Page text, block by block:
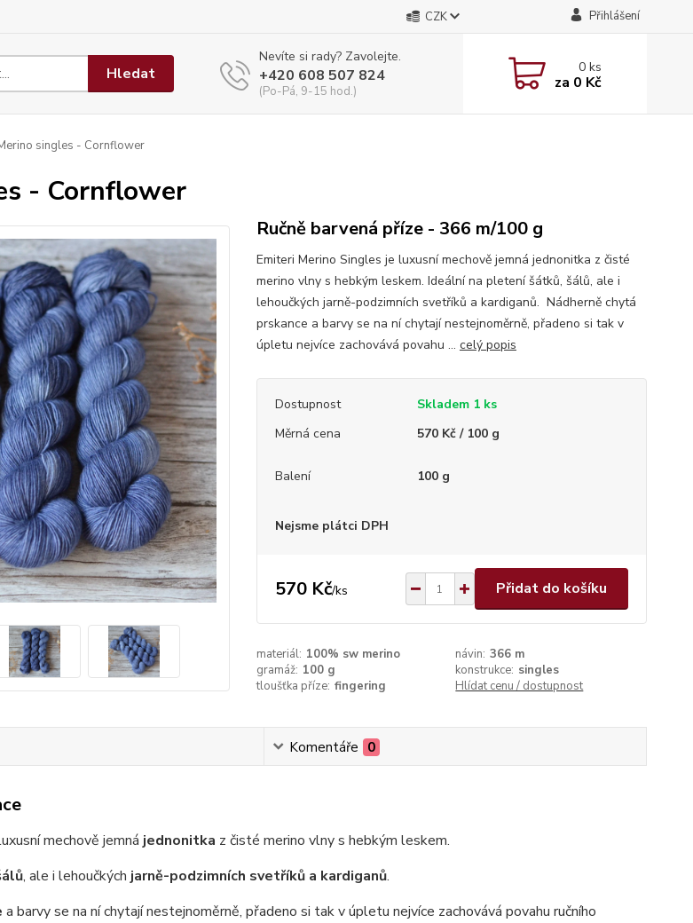
CZK Přihlášení
Hledat
Nevíte si rady? Zavolejte.
+420 608 507 824
(Po-Pá, 9-15 hod.)
0ks
za 0 Kč
singles - Cornflower
- Cornflower
Ručně barvená příze - 366 m/100 g
Emiteri Merino Singles je luxusní mechově jemná jednonitka z čisté
merino vlny s hebkým leskem. Ideální na pletení šátků, šálů, ale i
lehoučkých jarně-podzimních svetříků a kardiganů. Nádherně chytá
prskance a barvy se na ní chytají nestejnoměrně, přadeno si tak v
úpletu nejvíce zachovává povahu ... celý popis
Dostupnost
Skladem 1 ks
Měrná cena
570 Kč / 100 g
Balení 100 g
Nejsme plátci DPH
570 Kč/ks Přidat do košíku
materiál: 100% sw merino návin: 366 m
gramáž: 100 g konstrukce: singles
tloušťka příze: fingering Hlídat cenu / dostupnost
Komentáře 0
mechově jemná jednonitka z čisté merino vlny s hebkým leskem.
, ale i lehoučkých jarně-podzimních svetříků a kardiganů.
a barvy se na ní chytají nestejnoměrně, přadeno si tak v úpletu nejvíce zachovává povahu ručního